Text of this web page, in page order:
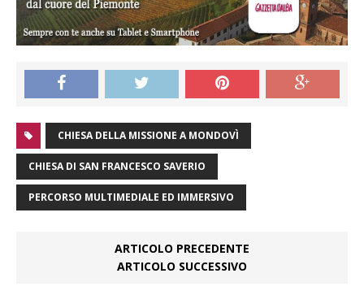
CHIESA DELLA MISSIONE A MONDOVÌ
CHIESA DI SAN FRANCESCO SAVERIO
PERCORSO MULTIMEDIALE ED IMMERSIVO
ARTICOLO PRECEDENTE
ARTICOLO SUCCESSIVO